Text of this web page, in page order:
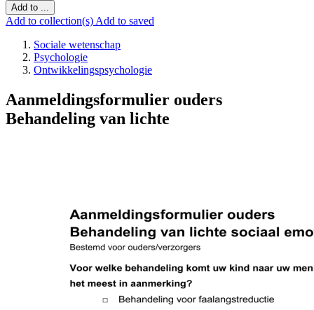
Add to ...
Add to collection(s) Add to saved
Sociale wetenschap
Psychologie
Ontwikkelingspsychologie
Aanmeldingsformulier ouders
Behandeling van lichte